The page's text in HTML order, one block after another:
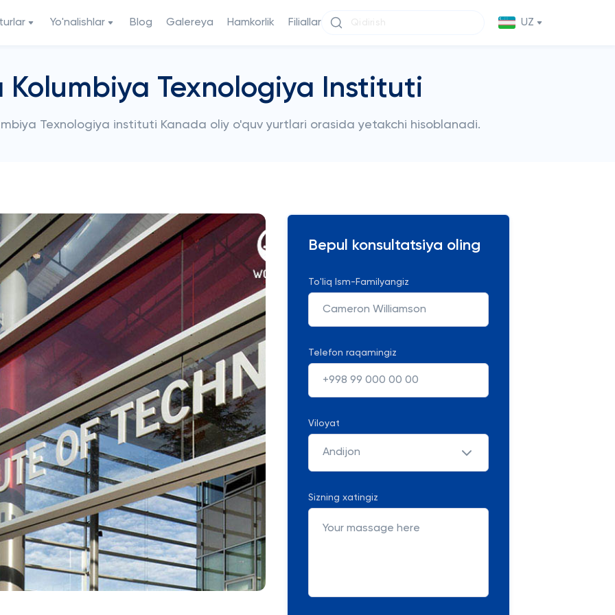
Yo'nalishlar Blog Galereya Hamkorlik Filiallar UZ
Kolumbiya Texnologiya Instituti
Texnologiya instituti Kanada oliy o'quv yurtlari orasida yetakchi hisoblanadi.
Bepul konsultatsiya oling
To'liq Ism-Familyangiz
Telefon raqamingiz
Viloyat
Andijon
Sizning xatingiz